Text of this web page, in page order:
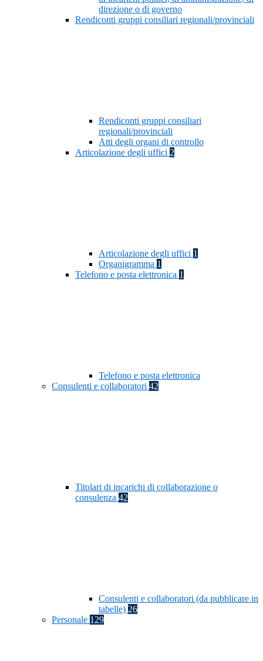
direzione o di governo
Rendiconti gruppi consiliari regionali/provinciali
Rendiconti gruppi consiliari
regionali/provinciali
Atti degli organi di controllo
Articolazione degli uffici 2
Articolazione degli uffici 1
Organigramma 1
Telefono e posta elettronica 1
Telefono e posta elettronica
Consulenti e collaboratori 42
Titolari di incarichi di collaborazione o
consulenza 42
Consulenti e collaboratori (da pubblicare in
tabelle) 26
Personale 129